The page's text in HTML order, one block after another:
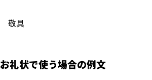
敬具
お礼状で使う場合の例文